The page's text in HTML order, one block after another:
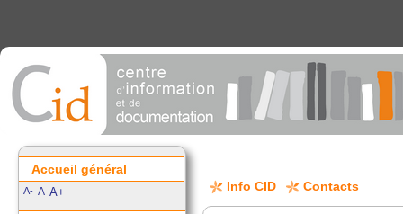
Info CID Contacts
Accueil général
A- A A+